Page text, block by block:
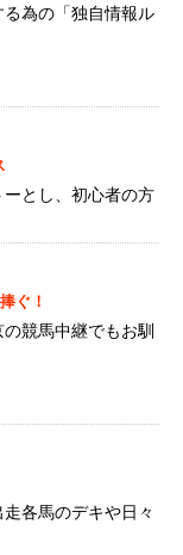
為の「独自情報ル
とし、初心者の方
ぐ！
競馬中継でもお馴
各馬のデキや日々